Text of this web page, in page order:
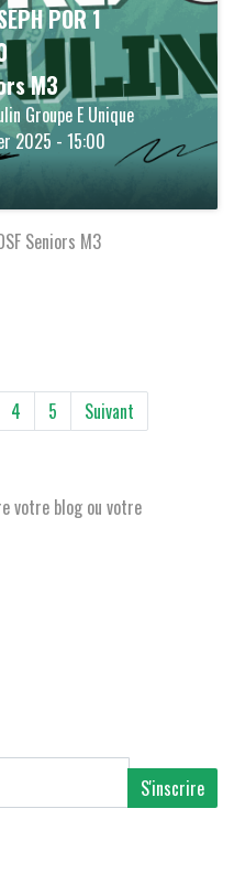
POR 1
M3
Groupe E Unique
2025 - 15:00
Seniors M3
4 5 Suivant
votre blog ou votre
S'inscrire